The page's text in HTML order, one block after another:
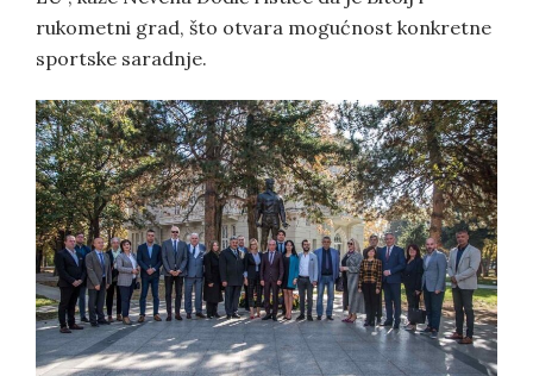
rukometni grad, što otvara mogućnost konkretne
sportske saradnje.